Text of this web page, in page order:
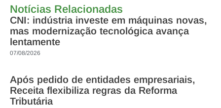
Notícias Relacionadas
CNI: indústria investe em máquinas novas,
mas modernização tecnológica avança
lentamente
07/08/2026
Após pedido de entidades empresariais,
Receita flexibiliza regras da Reforma
Tributária